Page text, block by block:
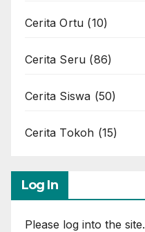
Cerita Ortu (10)
Cerita Seru (86)
Cerita Siswa (50)
Cerita Tokoh (15)
Log In
Please log into the site.